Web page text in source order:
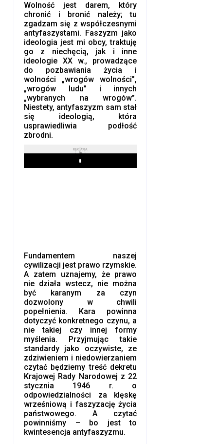
Wolność jest darem, który
chronić i bronić należy; tu
zgadzam się z współczesnymi
antyfaszystami. Faszyzm jako
ideologia jest mi obcy, traktuję
go z niechęcią, jak i inne
ideologie XX w., prowadzące
do pozbawiania życia i
wolności „wrogów wolności”,
„wrogów ludu” i innych
„wybranych na wrogów”.
Niestety, antyfaszyzm sam stał
się ideologią, która
usprawiedliwia podłość
zbrodni.
REKLAMA
Play
Fundamentem naszej
cywilizacji jest prawo rzymskie.
A zatem uznajemy, że prawo
nie działa wstecz, nie można
być karanym za czyn
dozwolony w chwili
popełnienia. Kara powinna
dotyczyć konkretnego czynu, a
nie takiej czy innej formy
myślenia. Przyjmując takie
standardy jako oczywiste, ze
zdziwieniem i niedowierzaniem
czytać będziemy treść dekretu
Krajowej Rady Narodowej z 22
stycznia 1946 r. o
odpowiedzialności za klęskę
wrześniową i faszyzację życia
państwowego. A czytać
powinniśmy – bo jest to
kwintesencja antyfaszyzmu.